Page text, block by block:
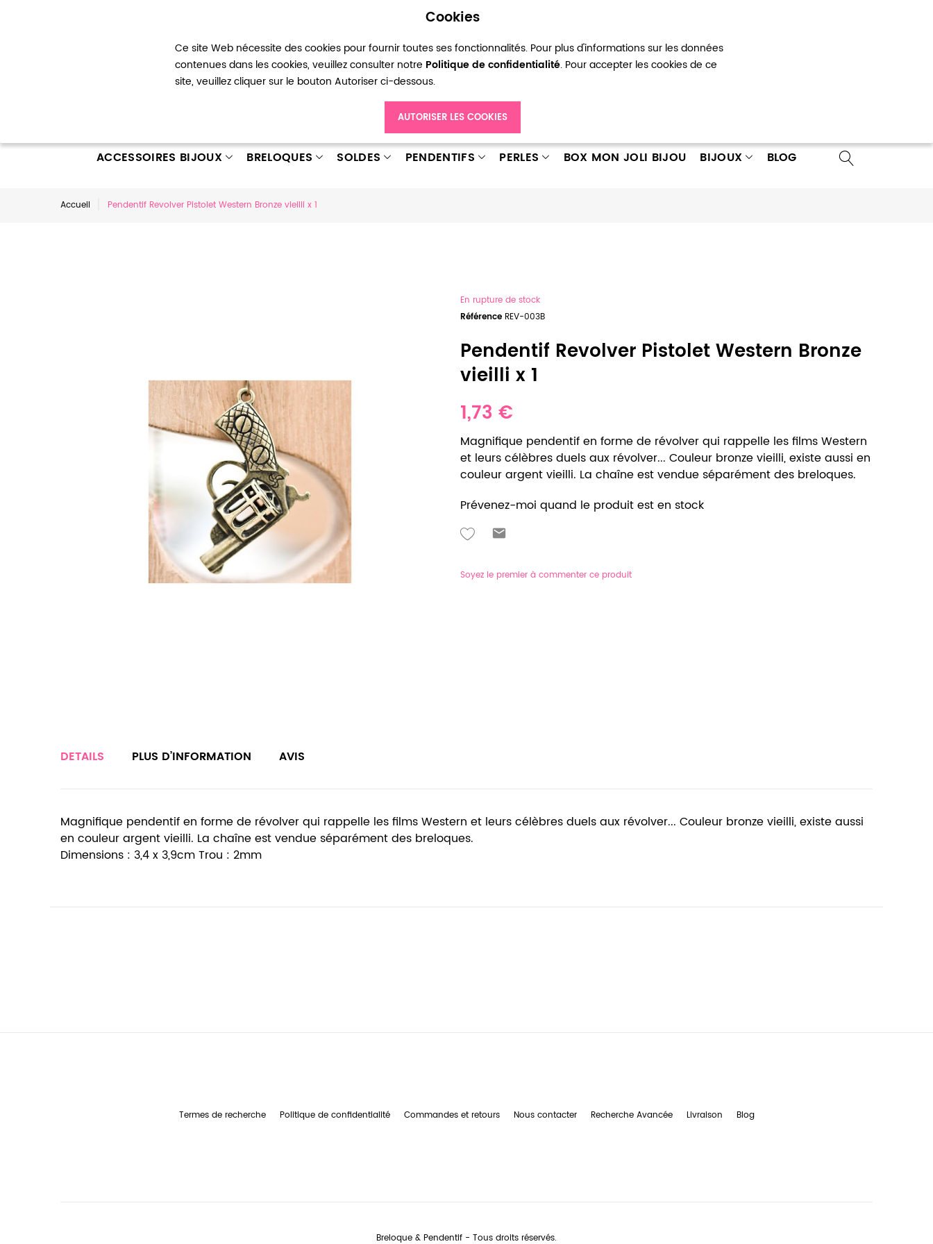
Cookies
Ce site Web nécessite des cookies pour fournir toutes ses fonctionnalités. Pour plus d'informations sur les données
contenues dans les cookies, veuillez consulter notre Politique de confidentialité. Pour accepter les cookies de ce
site, veuillez cliquer sur le bouton Autoriser ci-dessous.
AUTORISER LES COOKIES
Mon compte Ma liste d’envies Connexion Créer un compte
ACCESSOIRES BIJOUX BRELOQUES SOLDES PENDENTIFS PERLES BOX MON JOLI BIJOU BIJOUX BLOG
Accueil Pendentif Revolver Pistolet Western Bronze vieilli x 1
En rupture de stock
Référence REV-003B
Pendentif Revolver Pistolet Western Bronze
vieilli x 1
1,73 €
Magnifique pendentif en forme de révolver qui rappelle les films Western
et leurs célèbres duels aux révolver... Couleur bronze vieilli, existe aussi en
couleur argent vieilli. La chaîne est vendue séparément des breloques.
Prévenez-moi quand le produit est en stock
Soyez le premier à commenter ce produit
DETAILS
Magnifique pendentif en forme de révolver qui rappelle les films Western et leurs célèbres duels aux révolver... Couleur bronze vieilli, existe aussi
en couleur argent vieilli. La chaîne est vendue séparément des breloques.
Dimensions : 3,4 x 3,9cm Trou : 2mm
PLUS D’INFORMATION AVIS
Termes de recherche Politique de confidentialité Commandes et retours Nous contacter Recherche Avancée Livraison Blog
Breloque & Pendentif - Tous droits réservés.